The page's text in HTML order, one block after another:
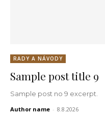
RADY A NÁVODY
Sample post title 9
Sample post no 9 excerpt.
Author name - 8.8.2026